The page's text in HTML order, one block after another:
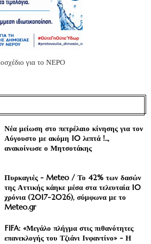
για το ΝΕΡΟ
Νέα μείωση στο πετρέλαιο κίνησης για τον
Αύγουστο με ακόμη 10 λεπτά !..,
ανακοίνωσε ο Μητσοτάκης
Πυρκαγιές - Meteo / Το 42% των δασών
της Αττικής κάηκε μέσα στα τελευταία 10
χρόνια (2017-2026), σύμφωνα με το
Meteo.gr
FIFA: «Μεγάλο πλήγμα στις πιθανότητες
επανεκλογής του Τζιάνι Ινφαντίνο» - Η